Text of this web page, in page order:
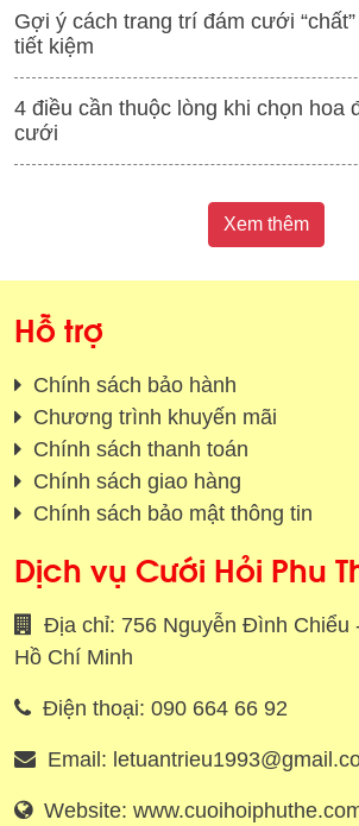
Gợi ý cách trang trí đám cưới
tiết kiệm
4 điều cần thuộc lòng khi chọn hoa
cưới
Xem thêm
Hỗ trợ
Chính sách bảo hành
Chương trình khuyến mãi
Chính sách thanh toán
Chính sách giao hàng
Chính sách bảo mật thông tin
Dịch vụ Cưới Hỏi Phu
Địa chỉ: 756 Nguyễn Đình Chiểu
Hồ Chí Minh
Điện thoại: 090 664 66 92
Email:
Website: